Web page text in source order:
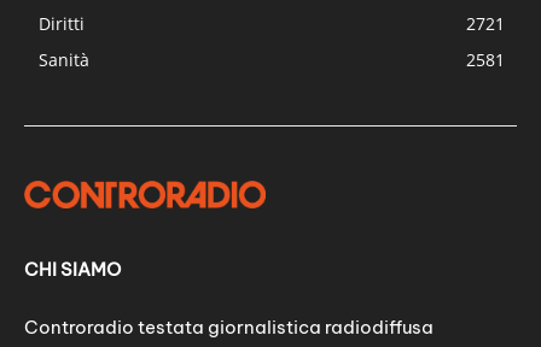
Diritti
2721
Sanità
2581
CHI SIAMO
Controradio testata giornalistica radiodiffusa